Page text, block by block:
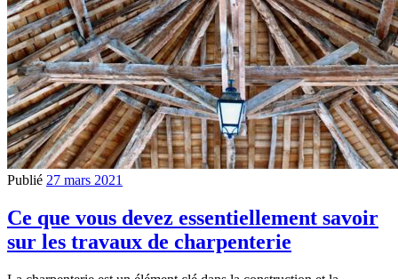
Publié 27 mars 2021
Ce que vous devez essentiellement savoir
sur les travaux de charpenterie